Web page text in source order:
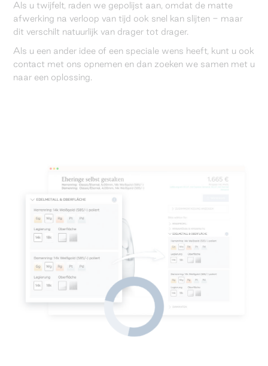
Als u twijfelt, raden we gepolijst aan, omdat de matte
afwerking na verloop van tijd ook snel kan slijten - maar
dit verschilt natuurlijk van drager tot drager.
Als u een ander idee of een speciale wens heeft, kunt u ook
contact met ons opnemen en dan zoeken we samen met u
naar een oplossing.